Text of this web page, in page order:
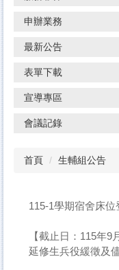
申辦業務
最新公告
表單下載
宣導專區
會議記錄
首頁 生輔組公告
115-1學期宿舍床
【截止日：115年9
延修生兵役緩徵及